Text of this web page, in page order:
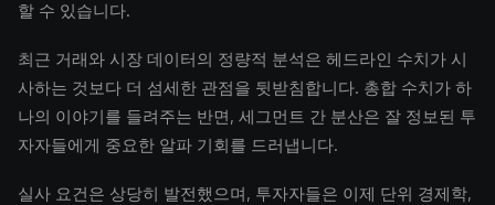
할 수 있습니다.
최근 거래와 시장 데이터의 정량적 분석은 헤드라인 수치가 시
사하는 것보다 더 섬세한 관점을 뒷받침합니다. 총합 수치가 하
나의 이야기를 들려주는 반면, 세그먼트 간 분산은 잘 정보된 투
자자들에게 중요한 알파 기회를 드러냅니다.
실사 요건은 상당히 발전했으며, 투자자들은 이제 단위 경제학,